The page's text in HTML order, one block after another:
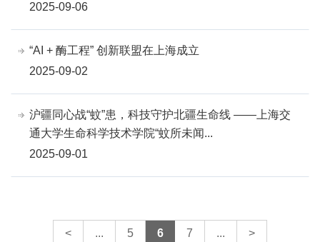
2025-09-06
“AI + 酶工程” 创新联盟在上海成立
2025-09-02
沪疆同心战“蚊”患，科技守护北疆生命线 ——上海交
通大学生命科学技术学院“蚊所未闻...
2025-09-01
< ... 5 6 7 ... >